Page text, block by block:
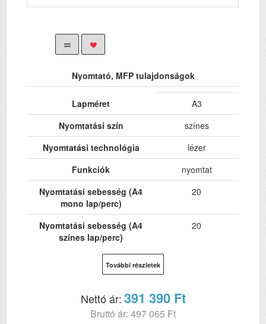
Nyomtató, MFP tulajdonságok
Lapméret
A3
Nyomtatási szín
színes
Nyomtatási technológia
lézer
Funkciók
nyomtat
Nyomtatási sebesség (A4
mono lap/perc)
20
Nyomtatási sebesség (A4
színes lap/perc)
20
USB
További részletek
Nettó ár:391 390 Ft
Bruttó ár: 497 065 Ft